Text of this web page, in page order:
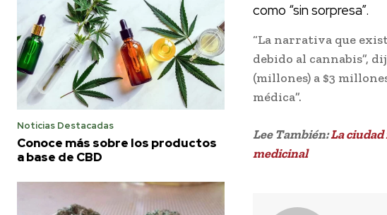
Noticias Destacadas
Conoce más sobre los productos
a base de CBD
como “sin sorpresa”.
“La narrativa que
debido al cannabis”,
(millones) a $3
médica”.
Lee También:La
medicinal